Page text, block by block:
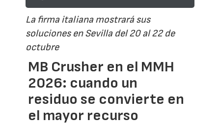
La firma italiana mostrará sus
soluciones en Sevilla del 20 al 22 de
octubre
MB Crusher en el MMH
2026: cuando un
residuo se convierte en
el mayor recurso